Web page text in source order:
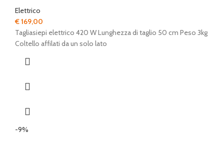
Elettrico
€169,00
Tagliasiepi elettrico 420 W Lunghezza di taglio 50 cm Peso 3kg
Coltello affilati da un solo lato
-9%